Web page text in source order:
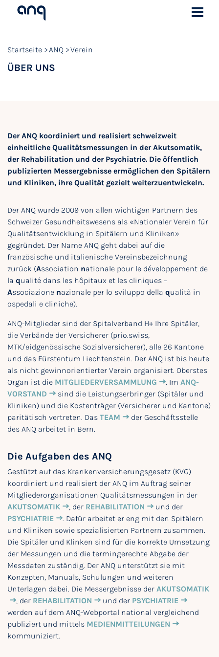
Startseite ANQ Verein
ÜBER UNS
Der ANQ koordiniert und realisiert schweizweit
einheitliche Qualitätsmessungen in der Akutsomatik,
der Rehabilitation und der Psychiatrie. Die öffentlich
publizierten Messergebnisse ermöglichen den Spitälern
und Kliniken, ihre Qualität gezielt weiterzuentwickeln.
Der ANQ wurde 2009 von allen wichtigen Partnern des
Schweizer Gesundheitswesens als «Nationaler Verein für
Qualitätsentwicklung in Spitälern und Kliniken»
gegründet. Der Name ANQ geht dabei auf die
französische und italienische Vereinsbezeichnung
zurück (Association nationale pour le développement de
la qualité dans les hôpitaux et les cliniques –
Associazione nazionale per lo sviluppo della qualità in
ospedali e cliniche).
ANQ-Mitglieder sind der Spitalverband H+ Ihre Spitäler,
die Verbände der Versicherer (prio.swiss,
MTK/eidgenössische Sozialversicherer), alle 26 Kantone
und das Fürstentum Liechtenstein. Der ANQ ist bis heute
als nicht gewinnorientierter Verein organisiert. Oberstes
Organ ist die MITGLIEDERVERSAMMLUNG . Im ANQ-
VORSTAND
sind die Leistungserbringer (Spitäler und
Kliniken) und die Kostenträger (Versicherer und Kantone)
paritätisch vertreten. Das TEAM
der Geschäftsstelle
des ANQ arbeitet in Bern.
Die Aufgaben des ANQ
Gestützt auf das Krankenversicherungsgesetz (KVG)
koordiniert und realisiert der ANQ im Auftrag seiner
Mitgliederorganisationen Qualitätsmessungen in der
AKUTSOMATIK
, der REHABILITATION
und der
PSYCHIATRIE
. Dafür arbeitet er eng mit den Spitälern
und Kliniken sowie spezialisierten Partnern zusammen.
Die Spitäler und Klinken sind für die korrekte Umsetzung
der Messungen und die termingerechte Abgabe der
Messdaten zuständig. Der ANQ unterstützt sie mit
Konzepten, Manuals, Schulungen und weiteren
Unterlagen dabei. Die Messergebnisse der AKUTSOMATIK
, der REHABILITATION und der PSYCHIATRIE
werden auf dem ANQ-Webportal national vergleichend
publiziert und mittels MEDIENMITTEILUNGEN
kommuniziert.